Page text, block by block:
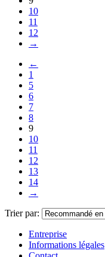
10
11
12
→
←
1
5
6
7
8
9
10
11
12
13
14
→
Trier par:
Entreprise
Informations légales